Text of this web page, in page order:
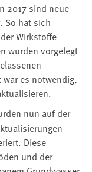
2017 sind neue
So hat sich
Wirkstoffe
wurden vorgelegt
es notwendig,
nun auf der
Diese
und der